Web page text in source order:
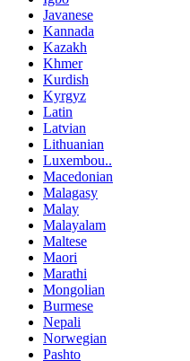
Javanese
Kannada
Kazakh
Khmer
Kurdish
Kyrgyz
Latin
Latvian
Lithuanian
Luxembou..
Macedonian
Malagasy
Malay
Malayalam
Maltese
Maori
Marathi
Mongolian
Burmese
Nepali
Norwegian
Pashto